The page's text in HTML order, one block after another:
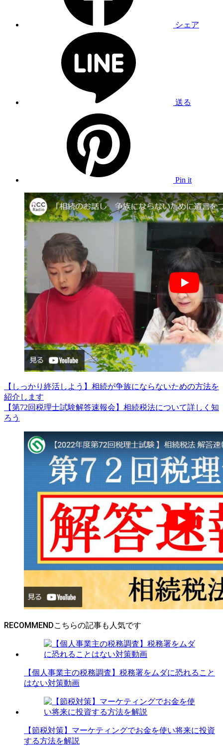
シェア
送る
Pin it
【しっかり終活しよう】相続が争族にならないための方法を
紹介します
【第72回税理士試験解答速報会】相続税法について詳しく知
ろう
RECOMMEND
【個人事業主の税務調査】税務署をムダに恐れること
はない対策動画
【節税対策】マーケティングでお金を使い将来に投資
する方法を解説